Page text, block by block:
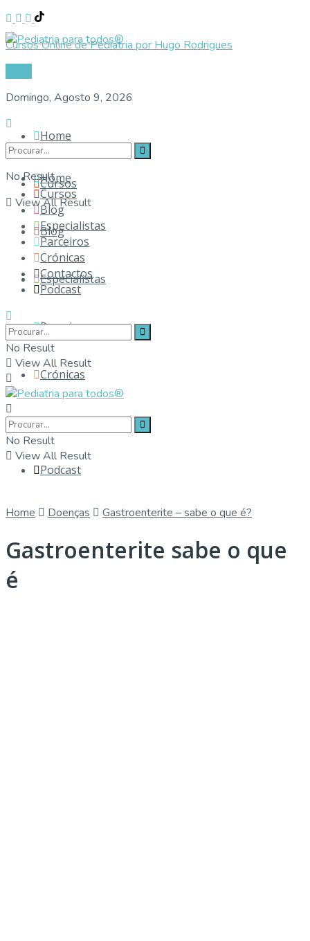
Cursos Online de Pediatria por Hugo Rodrigues
Domingo, Agosto 9, 2026
No Result
View All Result
Home
Cursos
Blog
Especialistas
Parceiros
Crónicas
Contactos
Podcast
Home
Cursos
Blog
Especialistas
Parceiros
Crónicas
Contactos
Podcast
No Result
View All Result
No Result
View All Result
Home Doenças Gastroenterite – sabe o que é?
Gastroenterite sabe o que
é